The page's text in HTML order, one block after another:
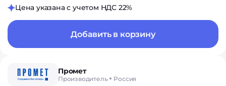
Цена указана с учетом НДС 22%
Добавить в корзину
Промет
Производитель Россия